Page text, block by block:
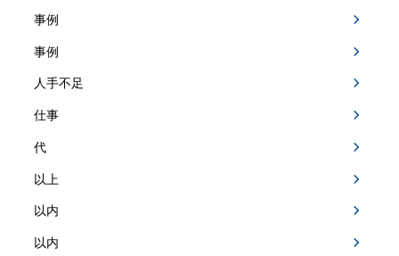
事例
事例
人手不足
仕事
代
以上
以内
以内